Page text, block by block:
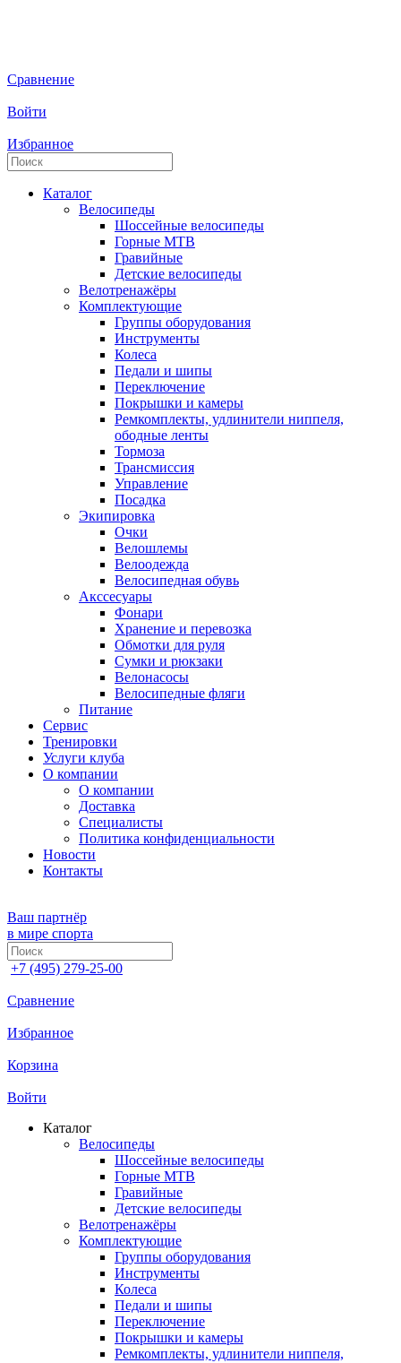
Сравнение
Войти
Избранное
Каталог
Велосипеды
Шоссейные велосипеды
Горные МTB
Гравийные
Детские велосипеды
Велотренажёры
Комплектующие
Группы оборудования
Инструменты
Колеса
Педали и шипы
Переключение
Покрышки и камеры
Ремкомплекты, удлинители ниппеля,
ободные ленты
Тормоза
Трансмиссия
Управление
Посадка
Экипировка
Очки
Велошлемы
Велоодежда
Велосипедная обувь
Акссесуары
Фонари
Хранение и перевозка
Обмотки для руля
Сумки и рюкзаки
Велонасосы
Велосипедные фляги
Питание
Сервис
Тренировки
Услуги клуба
О компании
О компании
Доставка
Специалисты
Политика конфиденциальности
Новости
Контакты
Ваш партнёр
в мире спорта
+7 (495) 279-25-00
Сравнение
Избранное
Корзина
Войти
Каталог
Велосипеды
Шоссейные велосипеды
Горные МTB
Гравийные
Детские велосипеды
Велотренажёры
Комплектующие
Группы оборудования
Инструменты
Колеса
Педали и шипы
Переключение
Покрышки и камеры
Ремкомплекты, удлинители ниппеля,